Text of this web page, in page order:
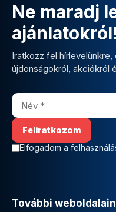
Ne maradj
ajánlatokról!
Iratkozz fel
újdonságokról, akciókról
Elfogadom a
További